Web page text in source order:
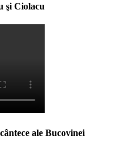
şi Ciolacu
ale Bucovinei